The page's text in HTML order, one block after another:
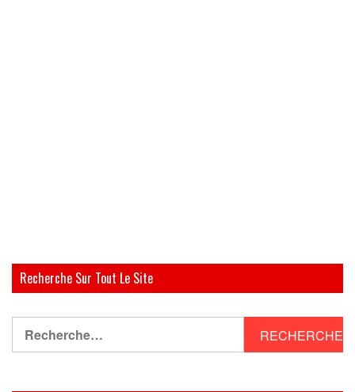
Recherche Sur Tout Le Site